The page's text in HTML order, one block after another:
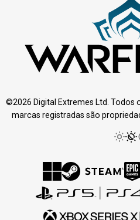
©2026 Digital Extremes Ltd. Todos
marcas registradas são